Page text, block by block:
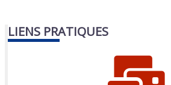
LIENS PRATIQUES